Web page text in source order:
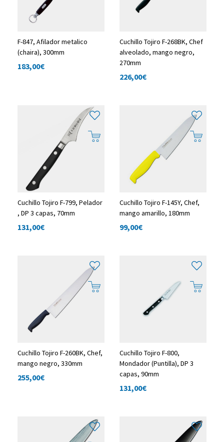
F-847, Afilador metalico
(chaira), 300mm
183,00€
Cuchillo Tojiro F-268BK, Chef
alveolado, mango negro,
270mm
226,00€
Cuchillo Tojiro F-799, Pelador
, DP 3 capas, 70mm
131,00€
Cuchillo Tojiro F-145Y, Chef,
mango amarillo, 180mm
99,00€
Cuchillo Tojiro F-260BK, Chef,
mango negro, 330mm
255,00€
Cuchillo Tojiro F-800,
Mondador (Puntilla), DP 3
capas, 90mm
131,00€